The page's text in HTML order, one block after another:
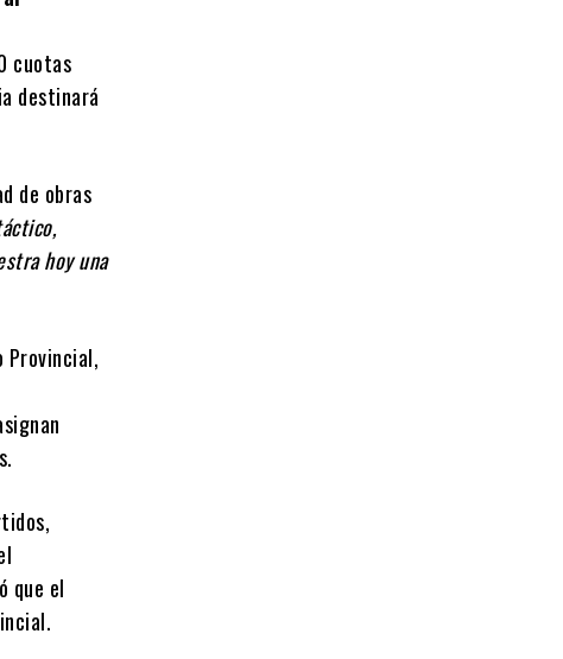
cuotas
destinará
de obras
hoy una
Provincial,
que el